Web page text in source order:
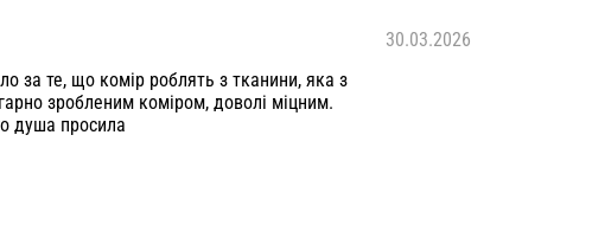
30.03.2026
за те, що комір роблять з тканини, яка з
зробленим коміром, доволі міцним.
душа просила